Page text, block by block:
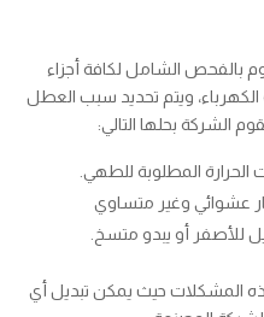
بالفحص الشامل لكافة أجزاء
ويتم تحديد سبب العطل
الشركة بحلها التالي:
الحرارة المطلوبة للطهي.
عشوائي وغير متساوي
للأصفر أو يبدو متسخ.
المشكلات حيث يمكن تبديل أي